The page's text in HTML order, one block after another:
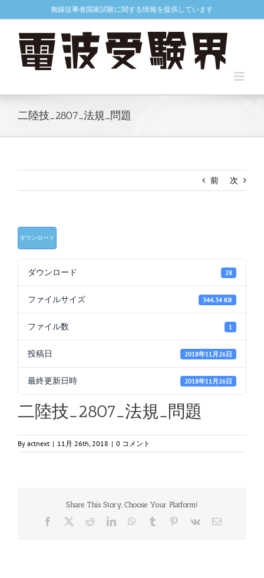
to
無線従事者国家試験に関する情報を提供しています
二陸技_2807_法規_問題
前 次
ダウンロード
ダウンロード 28
ファイルサイズ 344.34 KB
ファイル数 1
投稿日 2018年11月26日
最終更新日時 2018年11月26日
二陸技_2807_法規_問題
By actnext | 11月 26th, 2018 | 0 コメント
Share This Story, Choose Your Platform!
Facebook RedditLinkedInWhatsApp
Tumblr Pinterest
Vk
電